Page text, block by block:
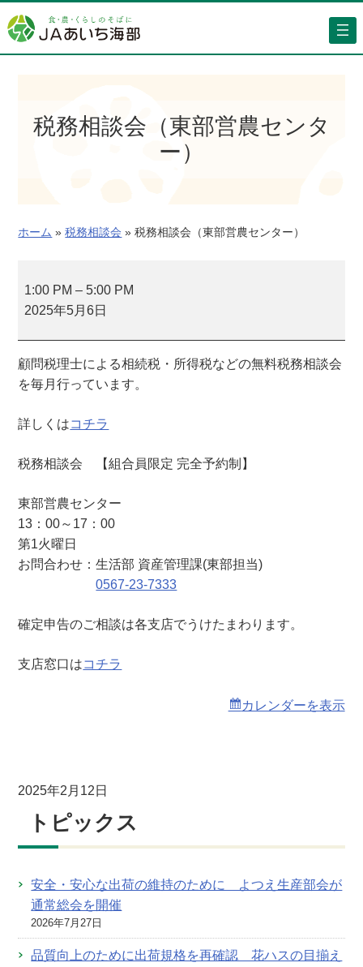
容
を
税務相談会（東部営農センタ
ー）
ホーム » 税務相談会 » 税務相談会（東部営農センター）
務
相
（
東
営
セ
タ
）
1:00 PM –5:00 PM
2025年5月6日
顧問税理士による相続税・所得税などの無料税務相談会
を毎月行っています。
詳しくはコチラ
税務相談会 【組合員限定 完全予約制】
東部営農センター
13：00～17：00
第1火曜日
お問合わせ：生活部 資産管理課(東部担当)
0567-23-7333
確定申告のご相談は各支店でうけたまわります。
支店窓口はコチラ
カレンダーを表示
2025年2月12日
トピックス
安全・安心な出荷の維持のために よつえ生産部会が
通常総会を開催
2026年7月27日
品質向上のために出荷規格を再確認 花ハスの目揃え